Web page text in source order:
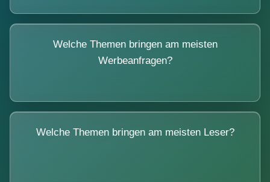
Welche Themen bringen am meisten
Werbeanfragen?
Welche Themen bringen am meisten Leser?